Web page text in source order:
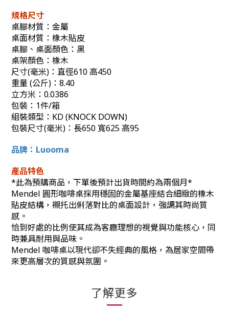
規格尺寸
桌腳材質：金屬
桌面材質：橡木貼皮
桌腳、桌面顏色：黑
桌架顏色：橡木
尺寸(毫米)：直徑610 高450
重量 (公斤) ：8.40
立方米 ：0.0386
包裝： 1件/箱
組裝類型： KD (KNOCK DOWN)
包裝尺寸(毫米) ： 長650 寬625 高95
品牌：Luooma
產品特色
*此為預購商品，下單後預計出貨時間約為兩個月*
Mendel 圓形咖啡桌採用穩固的金屬基座結合細緻的橡木
貼皮結構，襯托出俐落對比的桌面設計，強調其時尚質
感。
恰到好處的比例使其成為客廳理想的視覺與功能核心，同
時兼具耐用與品味。
Mendel 咖啡桌以現代卻不失經典的風格，為居家空間帶
來更高層次的質感與氛圍。
了解更多